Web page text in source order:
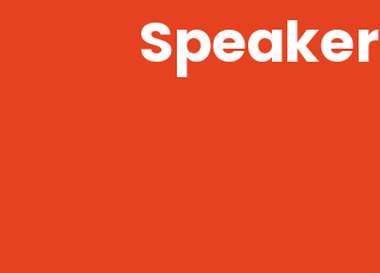
Speaker